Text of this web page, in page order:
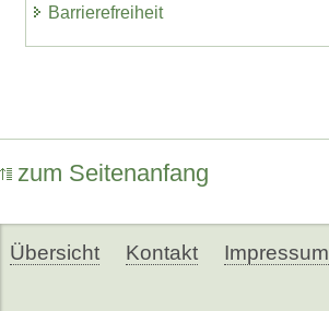
Barrierefreiheit
zum Seitenanfang
Übersicht Kontakt Impressum